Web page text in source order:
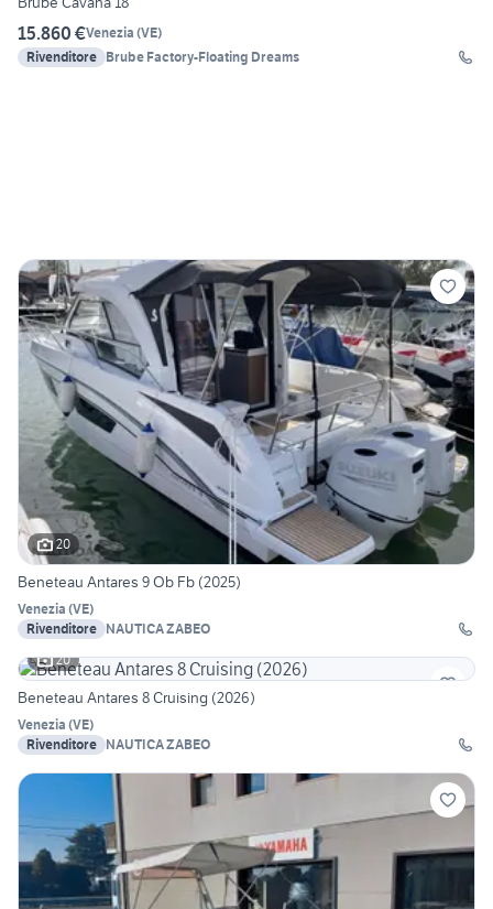
15.860 €Venezia (VE)
Rivenditore Brube Factory-Floating Dreams
20
Beneteau Antares 9 Ob Fb (2025)
Venezia (VE)
Rivenditore NAUTICA ZABEO
20
Beneteau Antares 8 Cruising (2026)
Venezia (VE)
Rivenditore NAUTICA ZABEO